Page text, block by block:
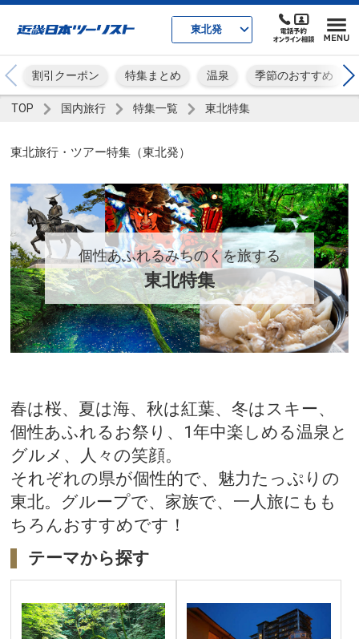
東北発
割引クーポン 特集まとめ 温泉 季節のおすすめ
TOP 国内旅行 特集一覧 東北特集
東北旅行・ツアー特集（東北発）
個性あふれるみちのくを旅する
東北特集
春は桜、夏は海、秋は紅葉、冬はスキー、
個性あふれるお祭り、1年中楽しめる温泉と
グルメ、人々の笑顔。
それぞれの県が個性的で、魅力たっぷりの
東北。グループで、家族で、一人旅にもも
ちろんおすすめです！
テーマから探す